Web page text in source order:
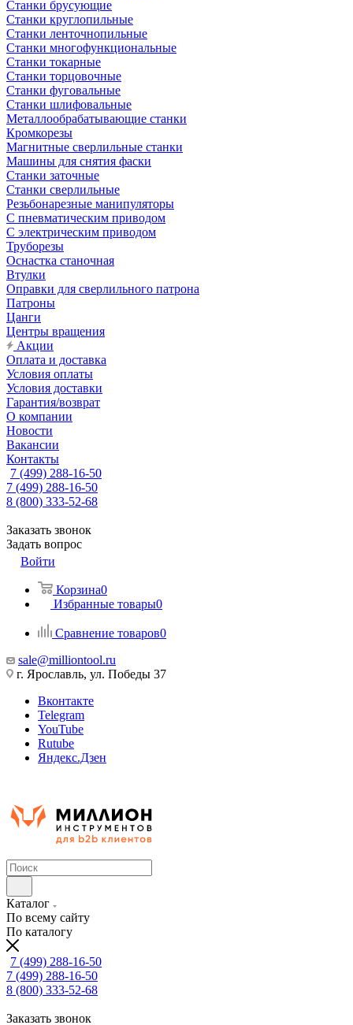
Станки брусующие
Станки круглопильные
Станки ленточнопильные
Станки многофункциональные
Станки токарные
Станки торцовочные
Станки фуговальные
Станки шлифовальные
Металлообрабатывающие станки
Кромкорезы
Магнитные сверлильные станки
Машины для снятия фаски
Станки заточные
Станки сверлильные
Резьбонарезные манипуляторы
С пневматическим приводом
С электрическим приводом
Труборезы
Оснастка станочная
Втулки
Оправки для сверлильного патрона
Патроны
Цанги
Центры вращения
Акции
Оплата и доставка
Условия оплаты
Условия доставки
Гарантия/возврат
О компании
Новости
Вакансии
Контакты
7 (499) 288-16-50
7 (499) 288-16-50
8 (800) 333-52-68
Заказать звонок
Задать вопрос
Войти
Корзина0
Избранные товары0
Сравнение товаров0
sale@milliontool.ru
г. Ярославль, ул. Победы 37
Вконтакте
Telegram
YouTube
Rutube
Яндекс.Дзен
Каталог
По всему сайту
По каталогу
7 (499) 288-16-50
7 (499) 288-16-50
8 (800) 333-52-68
Заказать звонок